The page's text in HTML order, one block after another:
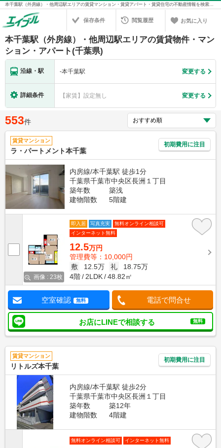
本千葉駅（外房線）・他周辺駅エリアの賃貸マンション・賃貸アパート・賃貸住宅の不動産情報を検索！不動産賃貸の物件探しは、お部屋探しのエイブル
保存条件 閲覧履歴 お気に入り
本千葉駅（外房線）・他周辺駅エリアの賃貸物件・マン
ション・アパート(千葉県)
沿線・駅 -本千葉駅 変更する
詳細条件 【家賃】設定無し 変更する
553件
賃貸マンション
ラ・パートメント本千葉
初期費用に注目
内房線/本千葉駅 徒歩1分
千葉県千葉市中央区長洲１丁目
築年数
築浅
建物階数
5階建
画像 : 23枚
即入居 写真充実
無料オンライン相談可
インターネット無料
12.5万円
管理費等：10,000円
敷
12.5万 礼
18.75万
4階
2LDK 48.82㎡
空室確認 無料 電話で問合せ
お店にLINEで相談する 無料
賃貸マンション
リトルズ本千葉
初期費用に注目
内房線/本千葉駅 徒歩2分
千葉県千葉市中央区長洲１丁目
築年数
築12年
建物階数
4階建
無料オンライン相談可 インターネット無料